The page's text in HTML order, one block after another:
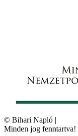
© Bihari Napló |
Minden jog fenntartva!